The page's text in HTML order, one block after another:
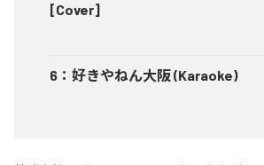
[Cover]
6 ： 好きやねん大阪 (Karaoke)